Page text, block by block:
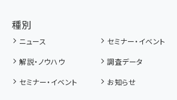
種別
ニュース セミナー・イベント
解説・ノウハウ
調査データ
セミナー・イベント
お知らせ